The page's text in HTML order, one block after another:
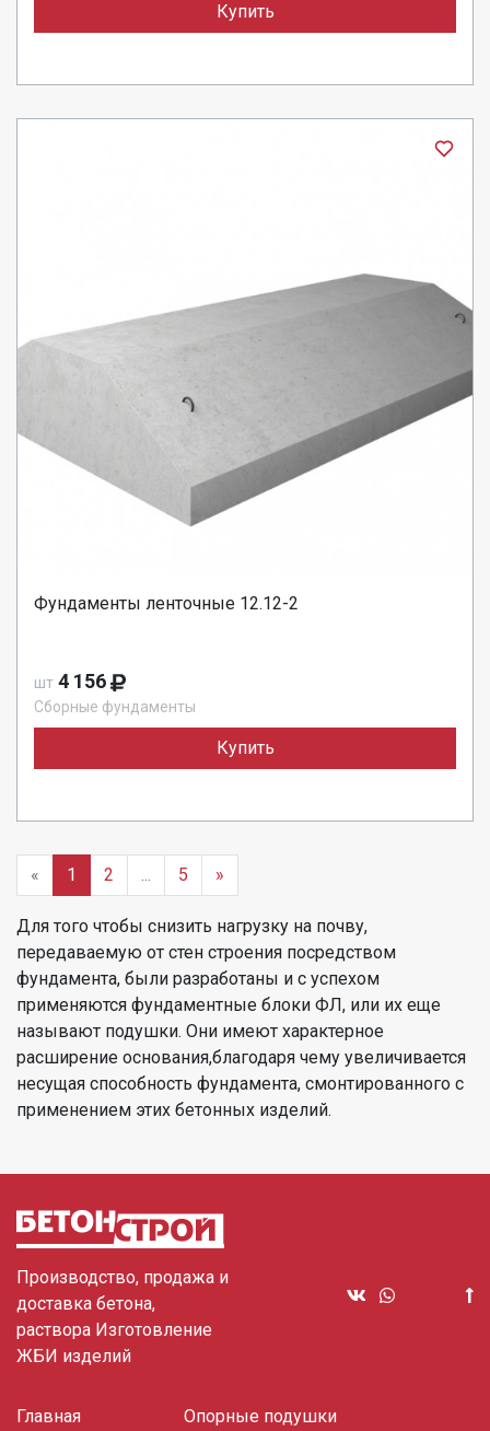
Купить
Фундаменты ленточные 12.12-2
шт 4 156
Сборные фундаменты
Купить
« 1 2 ... 5 »
Для того чтобы снизить нагрузку на почву,
передаваемую от стен строения посредством
фундамента, были разработаны и с успехом
применяются фундаментные блоки ФЛ, или их еще
называют подушки. Они имеют характерное
расширение основания,благодаря чему увеличивается
несущая способность фундамента, смонтированного с
применением этих бетонных изделий.
Производство, продажа и
доставка бетона,
раствора Изготовление
ЖБИ изделий
Главная Опорные подушки